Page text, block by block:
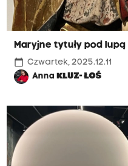
Maryjne tytuły pod lupą
calendar_today Czwartek, 2025.12.11
AnnaKLUZ- ŁOŚ